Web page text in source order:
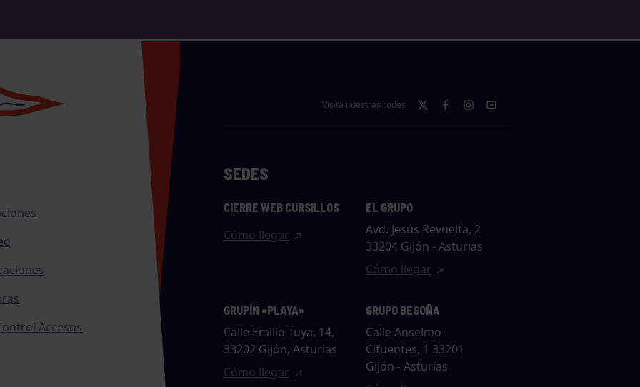
Accesos
Visita nuestras redes
SEDES
CIERRE WEB CURSILLOS
Cómo llegar
EL GRUPO
Avd. Jesús Revuelta, 2
33204 Gijón - Asturias
Cómo llegar
GRUPÍN «PLAYA»
Calle Emilio Tuya, 14,
33202 Gijón, Asturias
Cómo llegar
GRUPO BEGOÑA
Calle Anselmo
Cifuentes, 1 33201
Gijón - Asturias